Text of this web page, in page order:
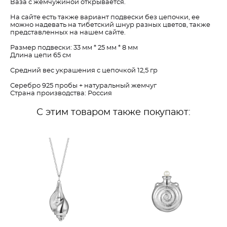
Ваза с жемчужиной открывается.
На сайте есть также вариант подвески без цепочки, ее
можно надевать на тибетский шнур разных цветов, также
представленных на нашем сайте.
Размер подвески: 33 мм * 25 мм * 8 мм
Длина цепи 65 см
Средний вес украшения с цепочкой 12,5 гр
Серебро 925 пробы + натуральный жемчуг
Страна производства: Россия
С этим товаром также покупают: